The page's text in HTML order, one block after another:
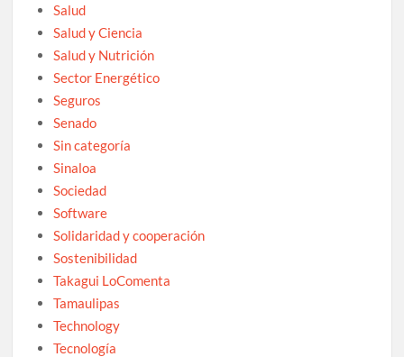
Salud
Salud y Ciencia
Salud y Nutrición
Sector Energético
Seguros
Senado
Sin categoría
Sinaloa
Sociedad
Software
Solidaridad y cooperación
Sostenibilidad
Takagui LoComenta
Tamaulipas
Technology
Tecnología